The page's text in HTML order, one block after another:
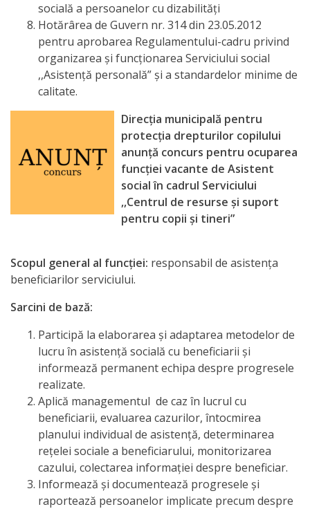
socială a persoanelor cu dizabilități
Hotărârea de Guvern nr. 314 din 23.05.2012
pentru aprobarea Regulamentului-cadru privind
organizarea și funcționarea Serviciului social
,,Asistență personală” și a standardelor minime de
calitate.
Direcţia municipală pentru
protecţia drepturilor copilului
anunţă concurs pentru ocuparea
funcţiei vacante de Asistent
social în cadrul Serviciului
,,Centrul de resurse și suport
pentru copii și tineri”
Scopul general al funcţiei: responsabil de asistenţa
beneficiarilor serviciului.
Sarcini de bază:
Participă la elaborarea şi adaptarea metodelor de
lucru în asistenţă socială cu beneficiarii şi
informează permanent echipa despre progresele
realizate.
Aplică managementul de caz în lucrul cu
beneficiarii, evaluarea cazurilor, întocmirea
planului individual de asistență, determinarea
reţelei sociale a beneficiarului, monitorizarea
cazului, colectarea informaţiei despre beneficiar.
Informează şi documentează progresele şi
raportează persoanelor implicate precum despre